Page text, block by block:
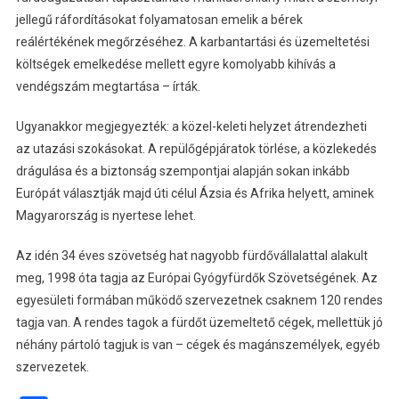
jellegű ráfordításokat folyamatosan emelik a bérek
reálértékének megőrzéséhez. A karbantartási és üzemeltetési
költségek emelkedése mellett egyre komolyabb kihívás a
vendégszám megtartása – írták.
Ugyanakkor megjegyezték: a közel-keleti helyzet átrendezheti
az utazási szokásokat. A repülőgépjáratok törlése, a közlekedés
drágulása és a biztonság szempontjai alapján sokan inkább
Európát választják majd úti célul Ázsia és Afrika helyett, aminek
Magyarország is nyertese lehet.
Az idén 34 éves szövetség hat nagyobb fürdővállalattal alakult
meg, 1998 óta tagja az Európai Gyógyfürdők Szövetségének. Az
egyesületi formában működő szervezetnek csaknem 120 rendes
tagja van. A rendes tagok a fürdőt üzemeltető cégek, mellettük jó
néhány pártoló tagjuk is van – cégek és magánszemélyek, egyéb
szervezetek.